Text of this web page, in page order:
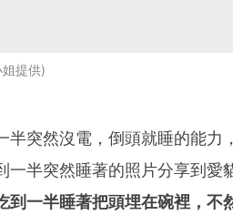
提供
半突然沒電，倒頭就睡的能力
一半突然睡著的照片分享到愛
到一半睡著把頭埋在碗裡，不